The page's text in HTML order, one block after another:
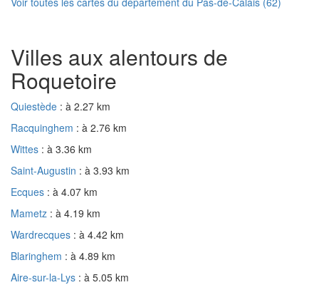
Villes aux alentours de
Roquetoire
Quiestède : à 2.27 km
Racquinghem : à 2.76 km
Wittes : à 3.36 km
Saint-Augustin : à 3.93 km
Ecques : à 4.07 km
Mametz : à 4.19 km
Wardrecques : à 4.42 km
Blaringhem : à 4.89 km
Aire-sur-la-Lys : à 5.05 km